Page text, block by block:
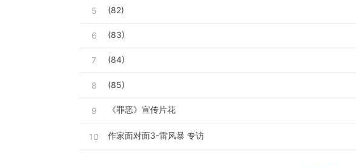
5 (82)
6 (83)
7 (84)
8 (85)
9 《罪恶》宣传片花
10 作家面对面3-雷风暴 专访